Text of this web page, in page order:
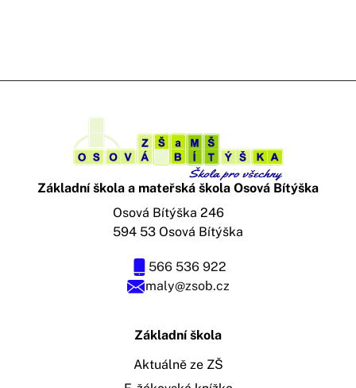
Základní škola a mateřská škola Osová Bítýška
maly@zsob.cz
566 536 922
Osová Bítýška 246
594 53 Osová Bítýška
Základní škola
Aktuálně ze ZŠ